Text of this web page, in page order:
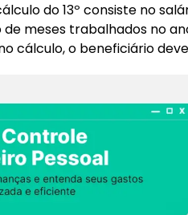
do 13º consiste no
meses trabalhados no
cálculo, o beneficiário